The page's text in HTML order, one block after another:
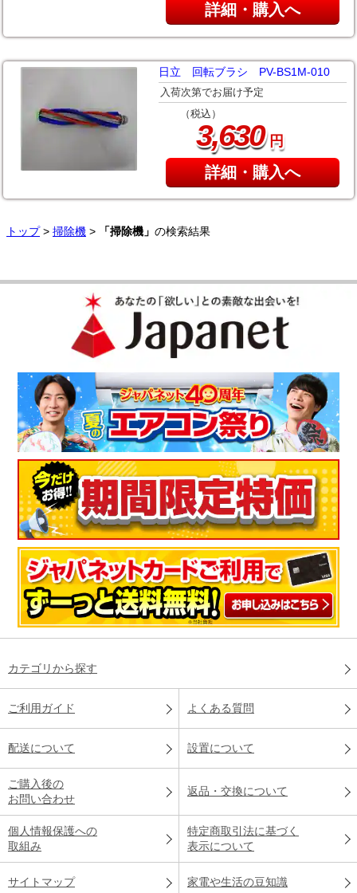
詳細・購入へ
日立 回転ブラシ PV-BS1M-010
入荷次第でお届け予定
（税込）
3,630円
詳細・購入へ
トップ> 掃除機 > 「掃除機」 の検索結果
カテゴリから探す
ご利用ガイド よくある質問
配送について 設置について
ご購入後の
お問い合わせ
返品・交換について
個人情報保護への
取組み
特定商取引法に基づく
表示について
サイトマップ 家電や生活の豆知識